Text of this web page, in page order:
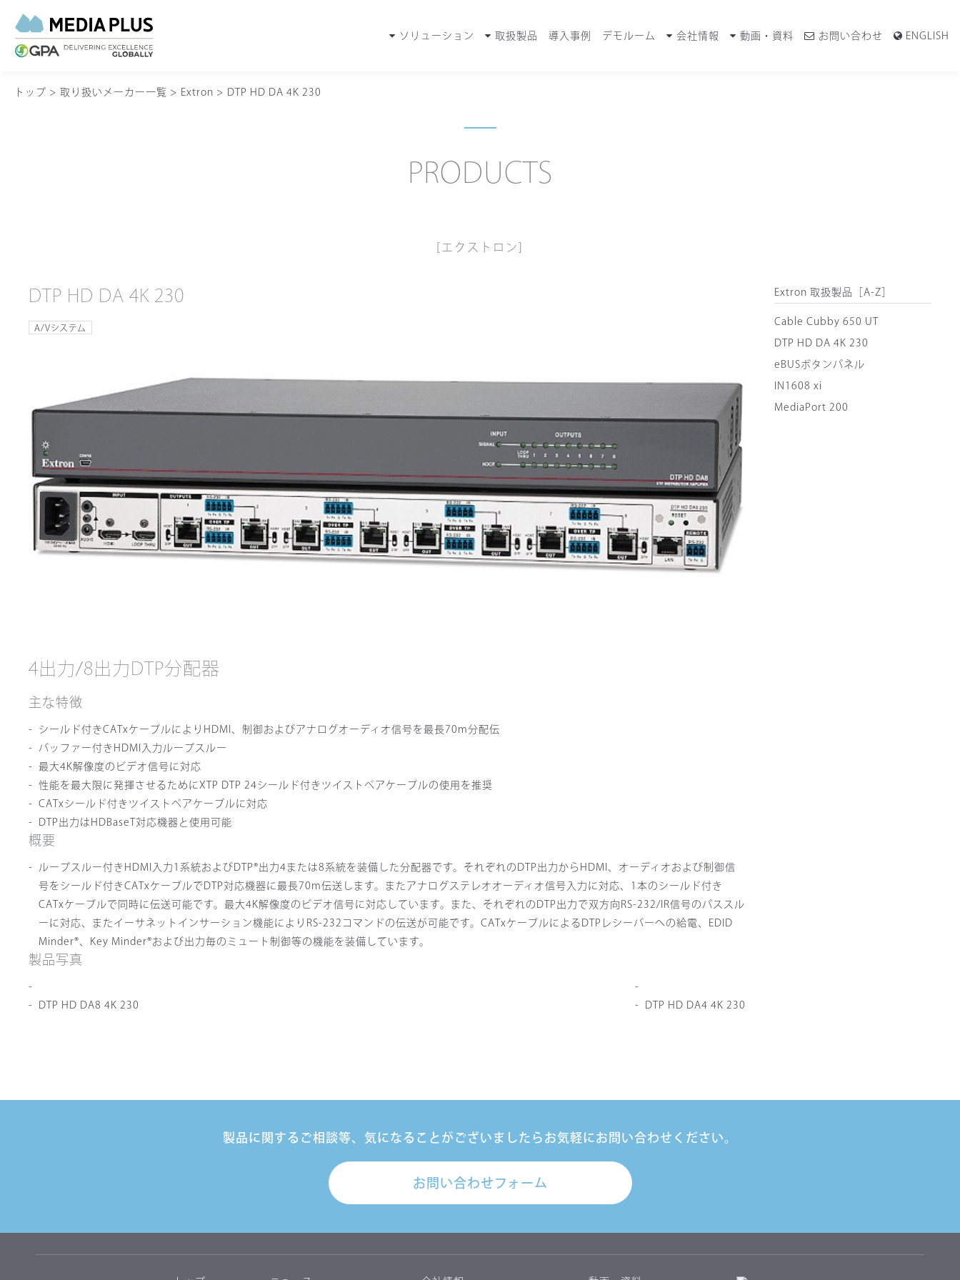
ソリューション 取扱製品 導入事例 デモルーム 会社情報 動画・資料 お問い合わせ ENGLISH
トップ > 取り扱いメーカー一覧 > Extron > DTP HD DA 4K 230
PRODUCTS
[エクストロン]
DTP HD DA 4K 230
A/Vシステム
4出力/8出力DTP分配器
主な特徴
シールド付きCATxケーブルによりHDMI、制御およびアナログオーディオ信号を最長70m分配伝
バッファー付きHDMI入力ループスルー
最大4K解像度のビデオ信号に対応
性能を最大限に発揮させるためにXTP DTP 24シールド付きツイストペアケーブルの使用を推奨
CATxシールド付きツイストペアケーブルに対応
DTP出力はHDBaseT対応機器と使用可能
概要
ループスルー付きHDMI入力1系統およびDTP®出力4または8系統を装備した分配器です。それぞれのDTP出力からHDMI、オーディオおよび制御信
号をシールド付きCATxケーブルでDTP対応機器に最長70m伝送します。またアナログステレオオーディオ信号入力に対応、1本のシールド付き
CATxケーブルで同時に伝送可能です。最大4K解像度のビデオ信号に対応しています。また、それぞれのDTP出力で双方向RS‑232/IR信号のパススル
ーに対応、またイーサネットインサーション機能によりRS-232コマンドの伝送が可能です。CATxケーブルによるDTPレシーバーへの給電、EDID
Minder®、Key Minder®および出力毎のミュート制御等の機能を装備しています。
製品写真
DTP HD DA8 4K 230 DTP HD DA4 4K 230
Extron 取扱製品［A-Z］
Cable Cubby 650 UT
DTP HD DA 4K 230
eBUSボタンパネル
IN1608 xi
MediaPort 200
製品に関するご相談等、 気になることがございましたら お気軽にお問い合わせください。
お問い合わせフォーム